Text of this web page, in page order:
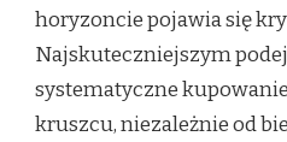
horyzoncie pojawia się
Najskuteczniejszym
systematyczne
kruszcu, niezależnie od